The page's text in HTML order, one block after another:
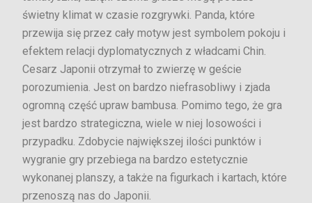
świetny klimat w czasie rozgrywki. Panda, które
przewija się przez cały motyw jest symbolem pokoju i
efektem relacji dyplomatycznych z władcami Chin.
Cesarz Japonii otrzymał to zwierzę w geście
porozumienia. Jest on bardzo niefrasobliwy i zjada
ogromną część upraw bambusa. Pomimo tego, że gra
jest bardzo strategiczna, wiele w niej losowości i
przypadku. Zdobycie największej ilości punktów i
wygranie gry przebiega na bardzo estetycznie
wykonanej planszy, a także na figurkach i kartach, które
przenoszą nas do Japonii.